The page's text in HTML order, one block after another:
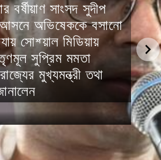
সাংসদ সুদীপ
আসনে অভিষেককে বসানো
সোশ্য়াল মিডিয়ায়
সুপ্রিম মমতা
মুখ্যমন্ত্রী তথা